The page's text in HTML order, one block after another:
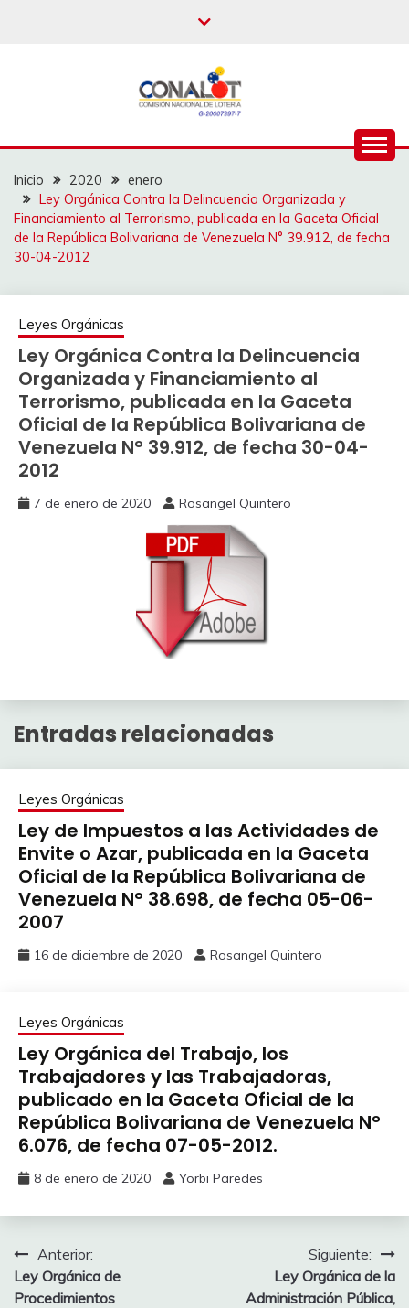
Inicio 2020
enero
Ley Orgánica Contra la Delincuencia Organizada y
Financiamiento al Terrorismo, publicada en la Gaceta Oficial
de la República Bolivariana de Venezuela N° 39.912, de fecha
30-04-2012
Leyes Orgánicas
Ley Orgánica Contra la Delincuencia
Organizada y Financiamiento al
Terrorismo, publicada en la Gaceta
Oficial de la República Bolivariana de
Venezuela N° 39.912, de fecha 30-04-
2012
7 de enero de 2020 Rosangel Quintero
Entradas relacionadas
Leyes Orgánicas
Ley de Impuestos a las Actividades de
Envite o Azar, publicada en la Gaceta
Oficial de la República Bolivariana de
Venezuela N° 38.698, de fecha 05-06-
2007
16 de diciembre de 2020 Rosangel Quintero
Leyes Orgánicas
Ley Orgánica del Trabajo, los
Trabajadores y las Trabajadoras,
publicado en la Gaceta Oficial de la
República Bolivariana de Venezuela N°
6.076, de fecha 07-05-2012.
8 de enero de 2020 Yorbi Paredes
Anterior:
Ley Orgánica de
Procedimientos
Siguiente:
Ley Orgánica de la
Administración Pública,